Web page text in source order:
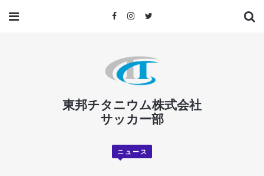
東邦チタニウム株式会社
サッカー部
ニュース